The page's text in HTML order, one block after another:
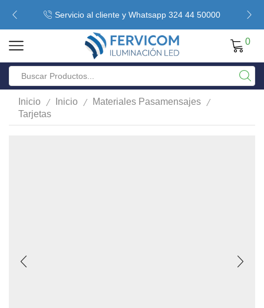
Servicio al cliente y Whatsapp 324 44 50000
0
Inicio / Inicio / Materiales Pasamensajes /
Tarjetas